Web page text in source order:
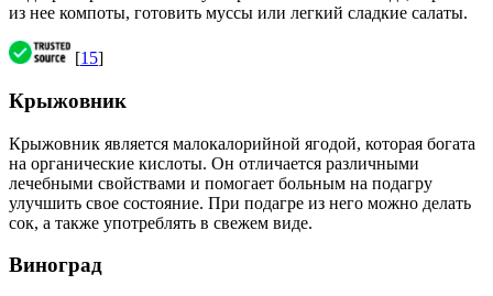
из нее компоты, готовить муссы или легкий сладкие салаты.
[15]
Крыжовник
Крыжовник является малокалорийной ягодой, которая богата
на органические кислоты. Он отличается различными
лечебными свойствами и помогает больным на подагру
улучшить свое состояние. При подагре из него можно делать
сок, а также употреблять в свежем виде.
Виноград